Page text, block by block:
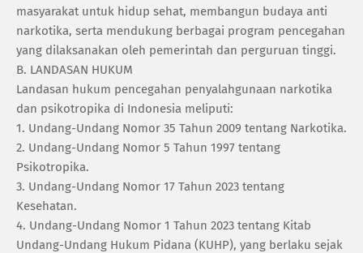
masyarakat untuk hidup sehat, membangun budaya anti
narkotika, serta mendukung berbagai program pencegahan
yang dilaksanakan oleh pemerintah dan perguruan tinggi.
‎B. LANDASAN HUKUM
‎Landasan hukum pencegahan penyalahgunaan narkotika
dan psikotropika di Indonesia meliputi:
1. ‎Undang-Undang Nomor 35 Tahun 2009 tentang Narkotika.
2. ‎Undang-Undang Nomor 5 Tahun 1997 tentang
Psikotropika.
3. ‎Undang-Undang Nomor 17 Tahun 2023 tentang
Kesehatan.
4. ‎Undang-Undang Nomor 1 Tahun 2023 tentang Kitab
Undang-Undang Hukum Pidana (KUHP), yang berlaku sejak